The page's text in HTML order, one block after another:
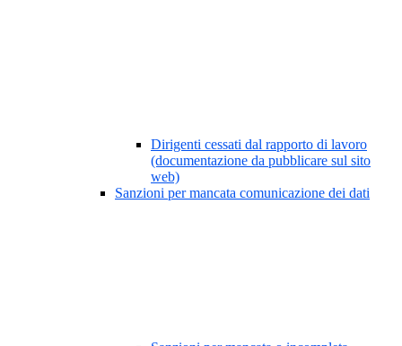
Dirigenti cessati dal rapporto di lavoro
(documentazione da pubblicare sul sito
web)
Sanzioni per mancata comunicazione dei dati